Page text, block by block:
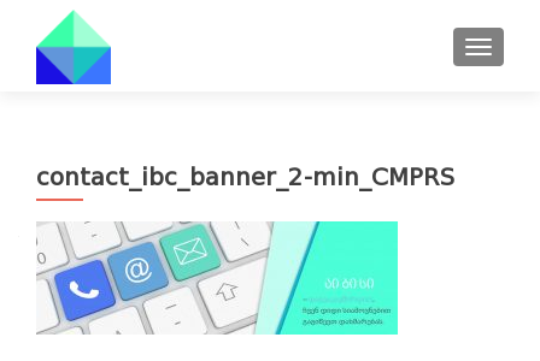
contact_ibc_banner_2-min_CMPRS